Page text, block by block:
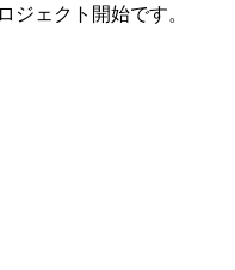
ジェクト開始です。